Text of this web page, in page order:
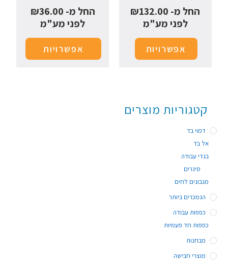
החל מ- ₪132.00
לפני מע"מ
אפשרויות
החל מ- ₪36.00
לפני מע"מ
אפשרויות
קטגוריות מוצרים
דמוי בד
אל בד
בגדי עבודה
סינרים
מגבונים לחים
הנמכרים ביותר
כפפות עבודה
כפפות חד פעמיות
מבחנות
מוצרי חבישה